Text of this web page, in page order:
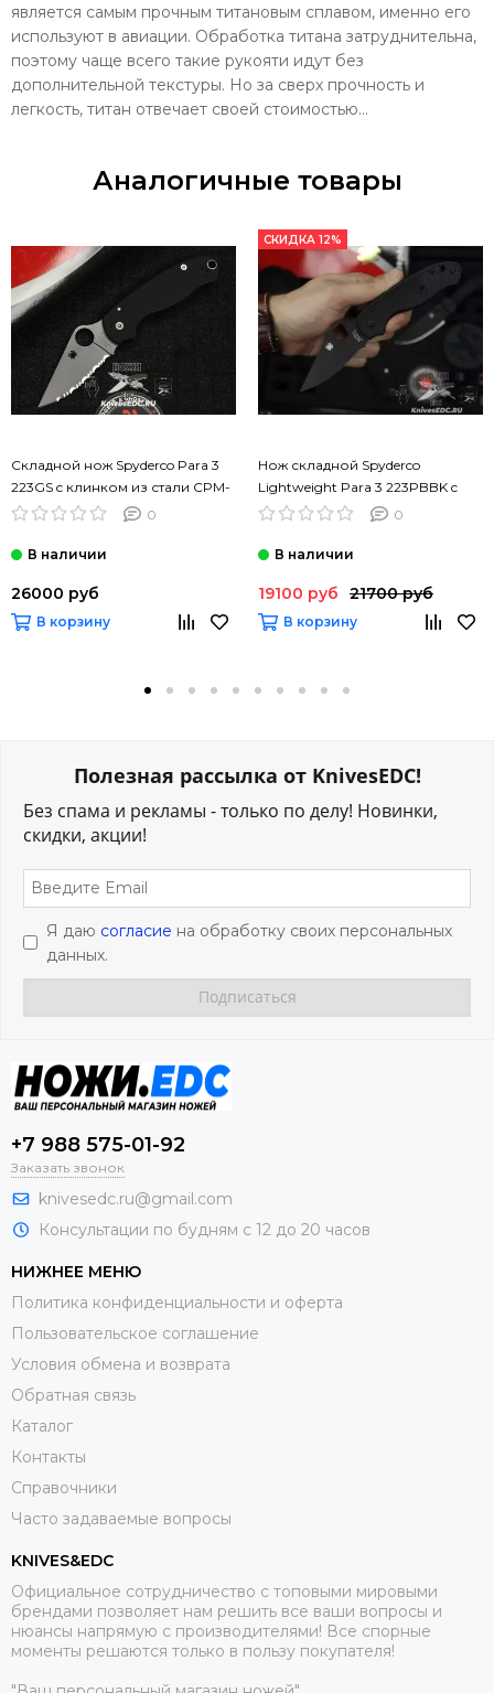
является самым прочным титановым сплавом, именно его
используют в авиации. Обработка титана затруднительна,
поэтому чаще всего такие рукояти идут без
дополнительной текстуры. Но за сверх прочность и
легкость, титан отвечает своей стоимостью...
Аналогичные товары
Складной нож Spyderco Para 3
223GS c клинком из стали CPM-
S45VN, рукоять G10 0
26000 руб
В корзину
СКИДКА 12%
Нож складной Spyderco
Lightweight Para 3 223PBBK c
клинком из стали CTS-BD1,
0
19100 руб 21700 руб
В корзину
Полезная рассылка от KnivesEDC!
Без спама и рекламы - только по делу! Новинки,
скидки, акции!
Я даю согласие на обработку своих персональных
данных.
+7 988 575-01-92
Заказать звонок
knivesedc.ru@gmail.com
Консультации по будням с 12 до 20 часов
НИЖНЕЕ МЕНЮ
Политика конфиденциальности и оферта
Пользовательское соглашение
Условия обмена и возврата
Обратная связь
Каталог
Контакты
Справочники
Часто задаваемые вопросы
KNIVES&EDC
Официальное сотрудничество с топовыми мировыми
брендами позволяет нам решить все ваши вопросы и
нюансы напрямую с производителями! Все спорные
моменты решаются только в пользу покупателя!